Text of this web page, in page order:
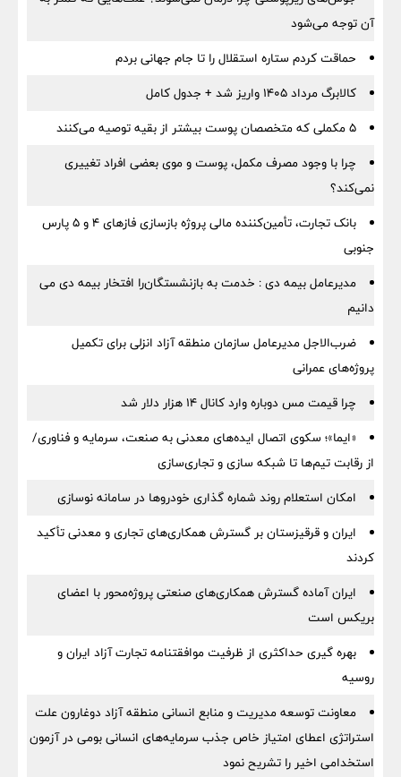
آن توجه می‌شود
حماقت کردم ستاره استقلال را تا جام جهانی بردم
کالابرگ مرداد ۱۴۰۵ واریز شد + جدول کامل
۵ مکملی که متخصصان پوست بیشتر از بقیه توصیه می‌کنند
چرا با وجود مصرف مکمل، پوست و موی بعضی افراد تغییری
نمی‌کند؟
بانک تجارت، تأمین‌کننده مالی پروژه بازسازی فازهای ۴ و ۵ پارس
جنوبی
مدیرعامل بیمه دی : خدمت به بازنشستگان‌را افتخار بیمه دی می
دانیم
ضرب‌الاجل مدیرعامل سازمان منطقه آزاد انزلی برای تكمیل
پروژه‌های عمرانی
چرا قیمت مس دوباره وارد کانال ۱۴ هزار دلار شد
«ایما»؛ سکوی اتصال ایده‌های معدنی به صنعت، سرمایه و فناوری/
از رقابت تیم‌ها تا شبکه سازی و تجاری‌سازی
امکان استعلام روند شماره گذاری خودروها در سامانه نوسازی
ایران و قرقیزستان بر گسترش همکاری‌های تجاری و معدنی تأکید
کردند
ایران آماده گسترش همکاری‌های صنعتی پروژه‌محور با اعضای
بریکس است
بهره گیری حداکثری از ظرفیت موافقتنامه تجارت آزاد ایران و
روسیه
معاونت توسعه مدیریت و منابع انسانی منطقه آزاد دوغارون علت
استراتژی اعطای امتیاز خاص جذب سرمایه‌های انسانی بومی در آزمون
استخدامی اخیر را تشریح نمود